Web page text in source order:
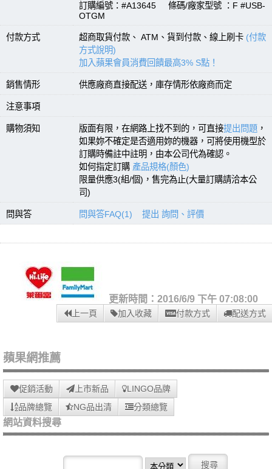
訂購編號：#A13645 條碼/廠家型號 ：F #USB-
OTGM
付款方式 超商取貨付款、 ATM、貨到付款、線上刷卡 (付款
方式說明)
加入蘋果會員消費回饋最高3% S點！
銷售情形 供應廠商直接配送，庫存情形依廠商而定
注意事項
購物須知 版面有限，在網路上找不到的，可直接提出問題 ，
如果妳不確定是否適用妳的機器，可將使用機型於
訂購時備註中註明，由本公司代為確認。
如何指定訂購 產品規格(顏色)
限量供應3(組/個)，售完為止(大量訂購請洽本公
司)
問與答 問與答FAQ(1) 提出 詢問、評價
更新時間：2016/6/9 下午 07:08:00
上一頁 加入收藏 付款方式 配送方式
蘋果網推薦
促銷活動 上市新品
LINGO品牌
品牌總覽
NG品出清 分類總覽
網站資料搜尋